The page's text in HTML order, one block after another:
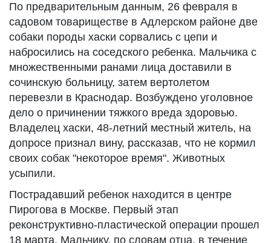
По предварительным данным, 26 февраля в
садовом товариществе в Адлерском районе две
собаки породы хаски сорвались с цепи и
набросились на соседского ребенка. Мальчика с
множественными ранами лица доставили в
сочинскую больницу, затем вертолетом
перевезли в Краснодар. Возбуждено уголовное
дело о причинении тяжкого вреда здоровью.
Владелец хаски, 48-летний местный житель, на
допросе признал вину, рассказав, что не кормил
своих собак "некоторое время". Животных
усыпили.
Пострадавший ребенок находится в центре
Пирогова в Москве. Первый этап
реконструктивно-пластической операции прошел
18 марта. Мальчику, по словам отца, в течение